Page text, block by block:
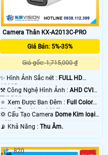
Camera Thân KX-A2013C-PRO
Giá Bán: 5%-35%
Giá gốc: 1,715,000 ₫
✨ Hình Ảnh Sắc nét : FULL HD
1080P .
⚒ Công Nghệ Hình Ảnh :AHD CVI
TVI BCS.
🔅 Xem Được Ban Đêm : Full Color
50m Hồng Ngoại SMD.
💢 Cấu Tạo Camera Dome Kim loại
+ Nhựa.
️📡 Khả Năng :Thu Âm.
820